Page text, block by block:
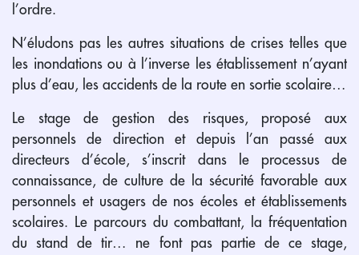
l’ordre.
N’éludons pas les autres situations de crises telles que
les inondations ou à l’inverse les établissement n’ayant
plus d’eau, les accidents de la route en sortie scolaire…
Le stage de gestion des risques, proposé aux
personnels de direction et depuis l’an passé aux
directeurs d’école, s’inscrit dans le processus de
connaissance, de culture de la sécurité favorable aux
personnels et usagers de nos écoles et établissements
scolaires. Le parcours du combattant, la fréquentation
du stand de tir… ne font pas partie de ce stage,